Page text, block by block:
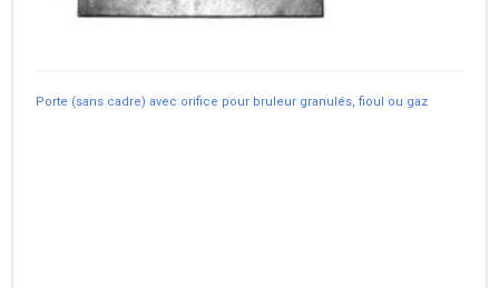
Porte (sans cadre) avec orifice pour bruleur granulés, fioul ou gaz